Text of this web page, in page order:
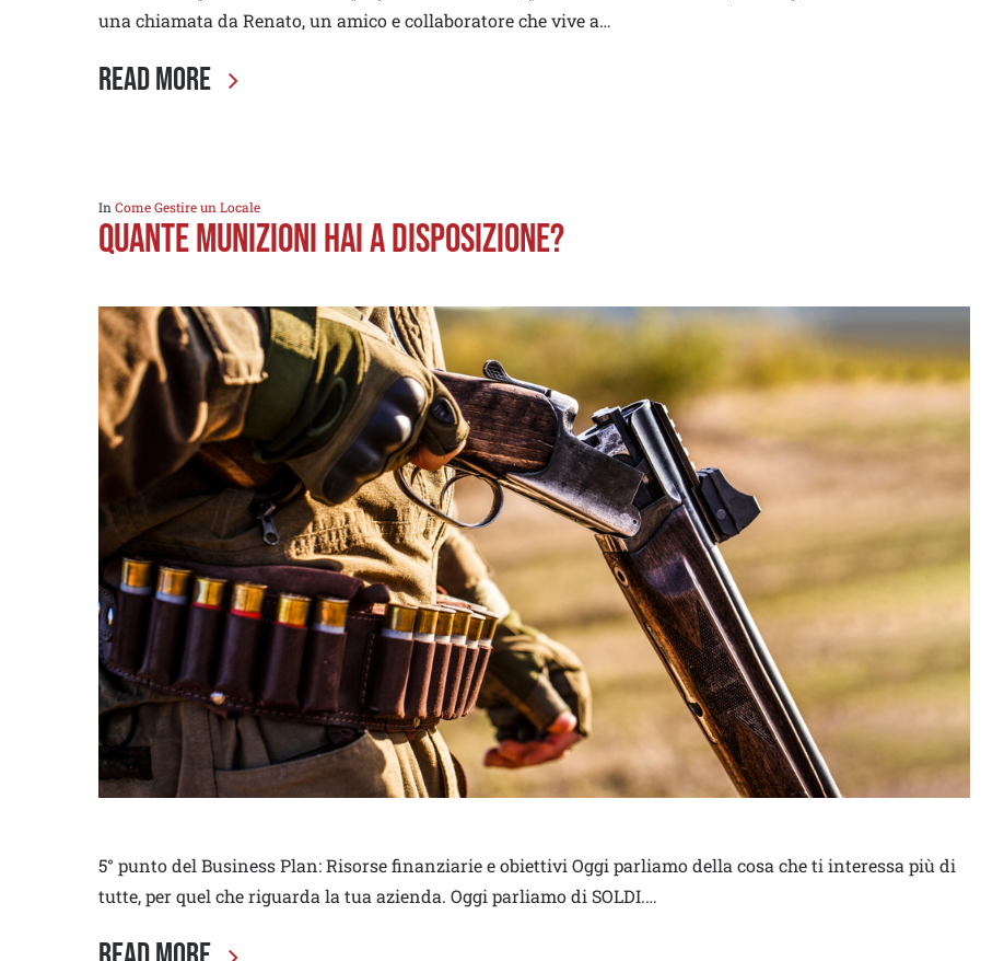
una chiamata da Renato, un amico e collaboratore che vive a…
Read More
In Come Gestire un Locale
Quante munizioni hai a disposizione?
5° punto del Business Plan: Risorse finanziarie e obiettivi Oggi parliamo della cosa che ti interessa più di
tutte, per quel che riguarda la tua azienda. Oggi parliamo di SOLDI.…